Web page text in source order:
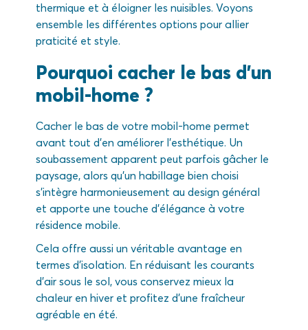
thermique et à éloigner les nuisibles. Voyons
ensemble les différentes options pour allier
praticité et style.
Pourquoi cacher le bas d’un
mobil-home ?
Cacher le bas de votre mobil-home permet
avant tout d’en améliorer l’esthétique. Un
soubassement apparent peut parfois gâcher le
paysage, alors qu’un habillage bien choisi
s’intègre harmonieusement au design général
et apporte une touche d’élégance à votre
résidence mobile.
Cela offre aussi un véritable avantage en
termes d’isolation. En réduisant les courants
d’air sous le sol, vous conservez mieux la
chaleur en hiver et profitez d’une fraîcheur
agréable en été.